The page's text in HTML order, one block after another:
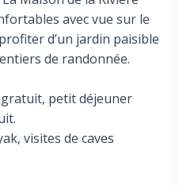
avec vue sur le
d’un jardin paisible
de randonnée.
petit déjeuner
visites de caves